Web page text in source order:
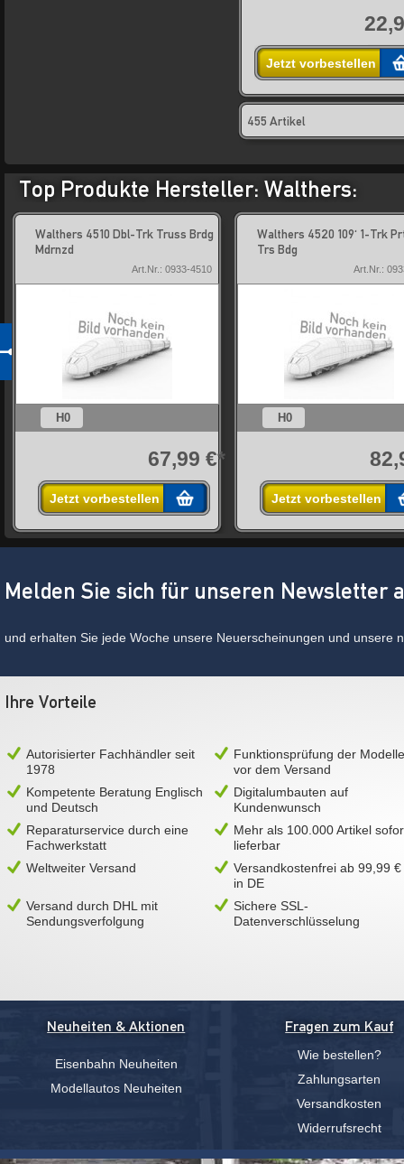
Jetzt vorbestellen
455 Artikel
Top Produkte Hersteller: Walthers:
Walthers 4510 Dbl-Trk Truss Brdg
Mdrnzd
Art.Nr.: 0933-4510
H0
67,99 €*
Jetzt vorbestellen
Walthers 4520 109' 1-Trk
Trs Bdg
Art.Nr.:
H0
Jetzt vorbestellen
Melden Sie sich für unseren Newsletter
und erhalten Sie jede Woche unsere Neuerscheinungen und unsere
Ihre Vorteile
Autorisierter Fachhändler seit
1978
Funktionsprüfung der Modelle
vor dem Versand
Kompetente Beratung Englisch
und Deutsch
Digitalumbauten auf
Kundenwunsch
Reparaturservice durch eine
Fachwerkstatt
Mehr als 100.000 Artikel
lieferbar
Weltweiter Versand
Versandkostenfrei ab 99,99 €
in DE
Versand durch DHL mit
Sendungsverfolgung
Sichere SSL-
Datenverschlüsselung
Neuheiten & Aktionen
Eisenbahn Neuheiten
Modellautos Neuheiten
Fragen zum Kauf
Wie bestellen?
Zahlungsarten
Versandkosten
Widerrufsrecht